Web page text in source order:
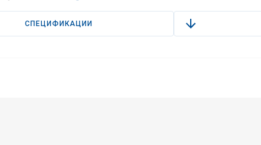
СПЕЦИФИКАЦИИ